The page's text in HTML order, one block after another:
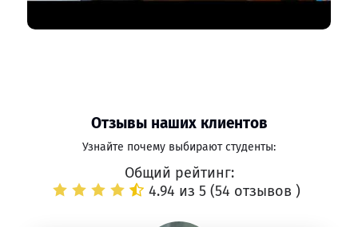
Отзывы наших клиентов
Узнайте почему выбирают студенты:
Общий рейтинг:
4.94 из 5 (54 отзывов )